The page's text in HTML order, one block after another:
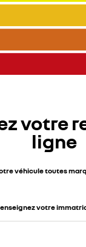
votre
ligne
véhicule toutes
votre